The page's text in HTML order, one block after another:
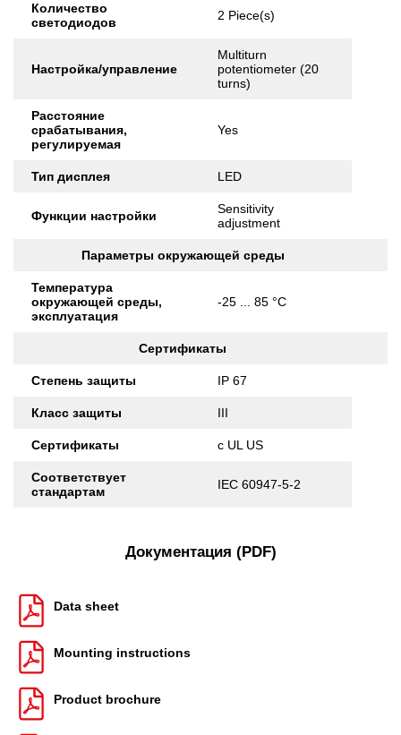
Количество
светодиодов
2 Piece(s)
Настройка/управление
Multiturn
potentiometer (20
turns)
Расстояние
срабатывания,
регулируемая
Yes
Тип дисплея LED
Функции настройки
Sensitivity
adjustment
Параметры окружающей среды
Температура
окружающей среды,
эксплуатация
-25 ... 85 °C
Сертификаты
Степень защиты IP 67
Класс защиты III
Сертификаты c UL US
Соответствует
стандартам
IEC 60947-5-2
Документация (PDF)
Data sheet
Mounting instructions
Product brochure